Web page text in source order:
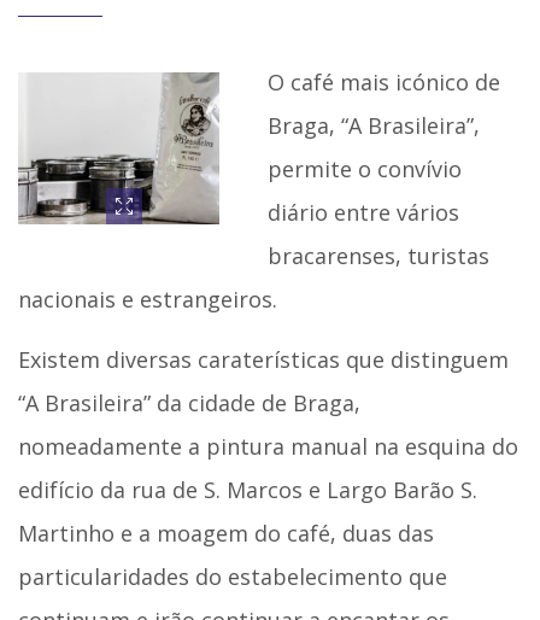
O café mais icónico de
Braga, “A Brasileira”,
permite o convívio
diário entre vários
bracarenses, turistas
nacionais e estrangeiros.
Existem diversas caraterísticas que distinguem
“A Brasileira” da cidade de Braga,
nomeadamente a pintura manual na esquina do
edifício da rua de S. Marcos e Largo Barão S.
Martinho e a moagem do café, duas das
particularidades do estabelecimento que